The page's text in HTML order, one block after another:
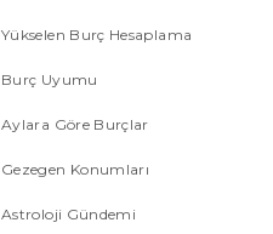
Yükselen Burç Hesaplama
Burç Uyumu
Aylara Göre Burçlar
Gezegen Konumları
Astroloji Gündemi